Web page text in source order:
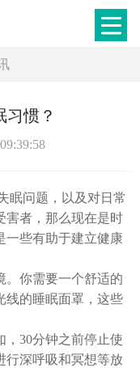
习惯？
眠问题，以及对日常
害者，那么现在是时
一些有助于建立健康
。你需要一个舒适的
线的睡眠面罩，这些
，30分钟之前停止使
行深呼吸和冥想等放